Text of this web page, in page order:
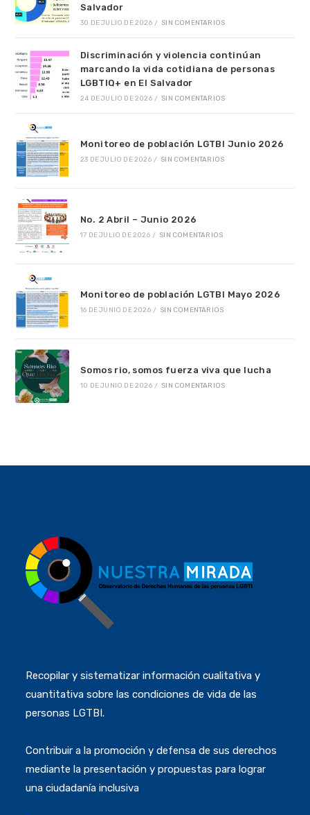
Salvador
30 DE JULIO DE 2026 / SIN COMENTARIOS
Discriminación y violencia continúan
marcando la vida cotidiana de personas
LGBTIQ+ en El Salvador
24 DE JULIO DE 2026 / SIN COMENTARIOS
Monitoreo de población LGTBI Junio 2026
23 DE JULIO DE 2026 / SIN COMENTARIOS
No. 2 Abril – Junio 2026
17 DE JULIO DE 2026 / SIN COMENTARIOS
Monitoreo de población LGTBI Mayo 2026
16 DE JUNIO DE 2026 / SIN COMENTARIOS
Somos rio, somos fuerza viva que lucha
10 DE JUNIO DE 2026 / SIN COMENTARIOS
Recopilar y sistematizar información cualitativa y
cuantitativa sobre las condiciones de vida de las
personas LGTBI.
Contribuir a la promoción y defensa de sus derechos
mediante la presentación y propuestas para lograr
una ciudadanía inclusiva